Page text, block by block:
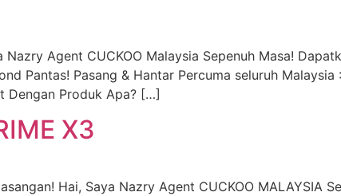
Agent CUCKOO Malaysia Sepenuh Masa!
Pantas! Pasang & Hantar Percuma seluruh Malaysia
Dengan Produk Apa? […]
X3
Hai, Saya Nazry Agent CUCKOO MALAYSIA